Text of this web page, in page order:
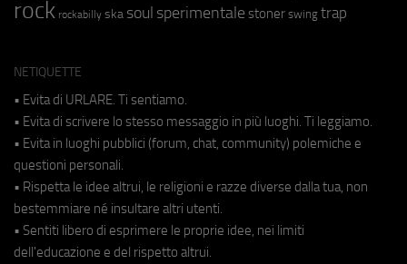
rock rockabilly ska soul sperimentale stoner swing trap
NETIQUETTE
• Evita di URLARE. Ti sentiamo.
• Evita di scrivere lo stesso messaggio in più luoghi. Ti leggiamo.
• Evita in luoghi pubblici (forum, chat, community) polemiche e
questioni personali.
• Rispetta le idee altrui, le religioni e razze diverse dalla tua, non
bestemmiare né insultare altri utenti.
• Sentiti libero di esprimere le proprie idee, nei limiti
dell'educazione e del rispetto altrui.